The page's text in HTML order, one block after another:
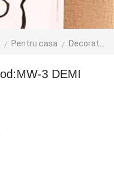
Pentru casa Decoratiuni interioare
3 DEMI